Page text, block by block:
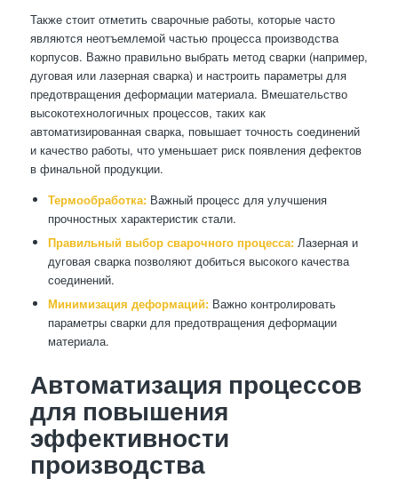
Также стоит отметить сварочные работы, которые часто
являются неотъемлемой частью процесса производства
корпусов. Важно правильно выбрать метод сварки (например,
дуговая или лазерная сварка) и настроить параметры для
предотвращения деформации материала. Вмешательство
высокотехнологичных процессов, таких как
автоматизированная сварка, повышает точность соединений
и качество работы, что уменьшает риск появления дефектов
в финальной продукции.
Термообработка:Важный процесс для улучшения
прочностных характеристик стали.
Правильный выбор сварочного процесса:Лазерная и
дуговая сварка позволяют добиться высокого качества
соединений.
Минимизация деформаций:Важно контролировать
параметры сварки для предотвращения деформации
материала.
Автоматизация процессов
для повышения
эффективности
производства